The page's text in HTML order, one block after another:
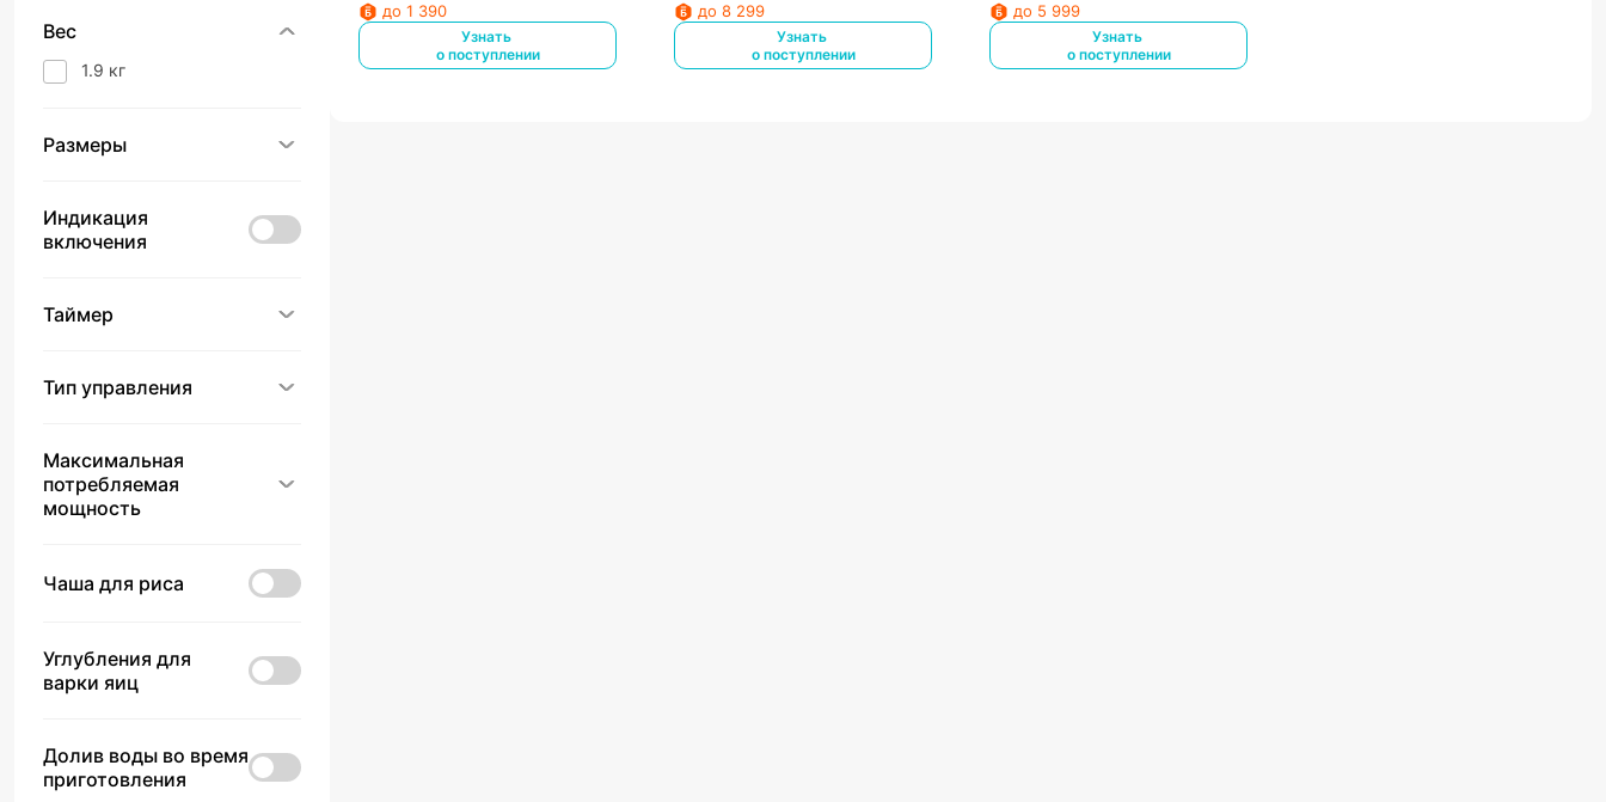
Вес
1.9 кг
Размеры
Индикация
включения
Таймер
Тип управления
Максимальная
потребляемая
мощность
Чаша для риса
Углубления для
варки яиц
Долив воды во время
приготовления
до 1 390
Узнать
о поступлении
до 8 299
Узнать
о поступлении
до 5 999
Узнать
о поступлении